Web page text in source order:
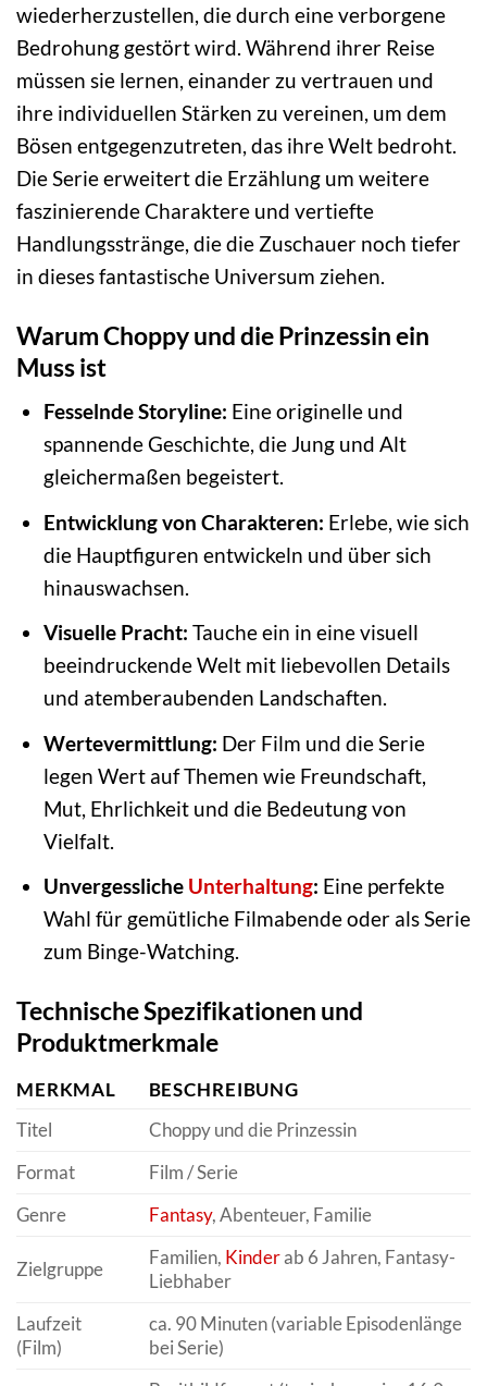
wiederherzustellen, die durch eine verborgene
Bedrohung gestört wird. Während ihrer Reise
müssen sie lernen, einander zu vertrauen und
ihre individuellen Stärken zu vereinen, um dem
Bösen entgegenzutreten, das ihre Welt bedroht.
Die Serie erweitert die Erzählung um weitere
faszinierende Charaktere und vertiefte
Handlungsstränge, die die Zuschauer noch tiefer
in dieses fantastische Universum ziehen.
Warum Choppy und die Prinzessin ein
Muss ist
Fesselnde Storyline: Eine originelle und
spannende Geschichte, die Jung und Alt
gleichermaßen begeistert.
Entwicklung von Charakteren: Erlebe, wie sich
die Hauptfiguren entwickeln und über sich
hinauswachsen.
Visuelle Pracht: Tauche ein in eine visuell
beeindruckende Welt mit liebevollen Details
und atemberaubenden Landschaften.
Wertevermittlung: Der Film und die Serie
legen Wert auf Themen wie Freundschaft,
Mut, Ehrlichkeit und die Bedeutung von
Vielfalt.
Unvergessliche Unterhaltung: Eine perfekte
Wahl für gemütliche Filmabende oder als Serie
zum Binge-Watching.
Technische Spezifikationen und
Produktmerkmale
MERKMAL
BESCHREIBUNG
Titel
Choppy und die Prinzessin
Format
Film / Serie
Genre
Fantasy, Abenteuer, Familie
Zielgruppe
Familien, Kinderab 6 Jahren, Fantasy-
Liebhaber
Laufzeit
(Film)
ca. 90 Minuten (variable Episodenlänge
bei Serie)